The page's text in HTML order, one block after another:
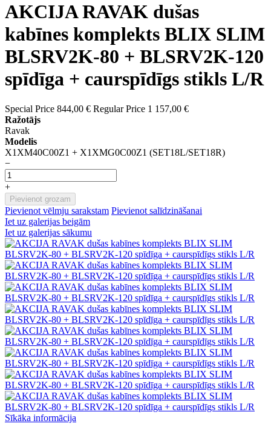
AKCIJA RAVAK dušas
kabīnes komplekts BLIX SLIM
BLSRV2K-80 + BLSRV2K-120
spīdīga + caurspīdīgs stikls L/R
Special Price 844,00 € Regular Price 1 157,00 €
Ražotājs
Ravak
Modelis
X1XM40C00Z1 + X1XMG0C00Z1 (SET18L/SET18R)
−
+
Pievienot grozam
Pievienot vēlmju sarakstam Pievienot salīdzināšanai
Iet uz galerijas beigām
Iet uz galerijas sākumu
Sīkāka informācija